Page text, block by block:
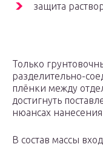
защита
Только
разделительно-
плёнки между
достигнуть
нюансах
В состав массы